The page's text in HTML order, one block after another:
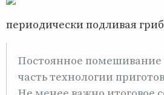
периодически подливая
Постоянное
часть технологии